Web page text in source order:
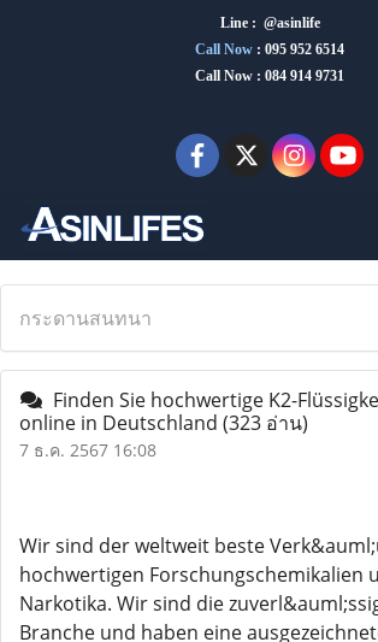
Line : @asinlife
Call Now : 095 952 6514
Call Now : 084 914 9731
กระดานสนทนา
Finden Sie hochwertige K2-
online in Deutschland (323 อ่าน)
7 ธ.ค. 2567 16:08
Wir sind der weltweit beste
hochwertigen Forschungschemikalien
Narkotika. Wir sind die
Branche und haben eine